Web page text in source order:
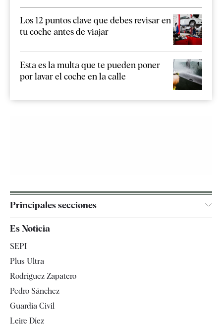
Los 12 puntos clave que debes revisar en
tu coche antes de viajar
Esta es la multa que te pueden poner
por lavar el coche en la calle
Principales secciones
Televisión
Es Noticia
SEPI
Plus Ultra
Rodríguez Zapatero
Pedro Sánchez
Guardia Civil
Leire Díez